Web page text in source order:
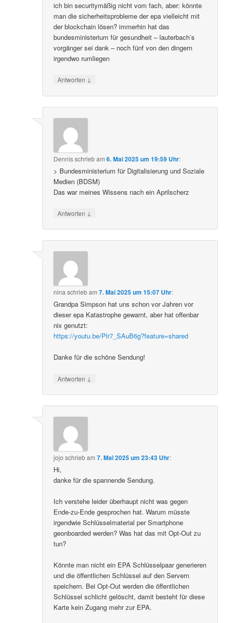
ich bin securitymäßig nicht vom fach, aber: könnte
man die sicherheitsprobleme der epa vielleicht mit
der blockchain lösen? immerhin hat das
bundesministerium für gesundheit – lauterbach’s
vorgänger sei dank – noch fünf von den dingern
irgendwo rumliegen
Antworten ↓
Dennisschriebam6. Mai 2025 um 19:59 Uhr:
> Bundesministerium für Digitalisierung und Soziale
Medien (BDSM)
Das war meines Wissens nach ein Aprilscherz
Antworten ↓
nina schriebam7. Mai 2025 um 15:07 Uhr:
Grandpa Simpson hat uns schon vor Jahren vor
dieser epa Katastrophe gewarnt, aber hat offenbar
nix genutzt:
https://youtu.be/Plr7_SAuB6g?feature=shared
Danke für die schöne Sendung!
Antworten ↓
jojo schriebam7. Mai 2025 um 23:43 Uhr:
Hi,
danke für die spannende Sendung.
Ich verstehe leider überhaupt nicht was gegen
Ende-zu-Ende gesprochen hat. Warum müsste
irgendwie Schlüsselmaterial per Smartphone
geonboarded werden? Was hat das mit Opt-Out zu
tun?
Könnte man nicht ein EPA Schlüsselpaar generieren
und die öffentlichen Schlüssel auf den Servern
speichern. Bei Opt-Out werden die öffentlichen
Schlüssel schlicht gelöscht, damit besteht für diese
Karte kein Zugang mehr zur EPA.